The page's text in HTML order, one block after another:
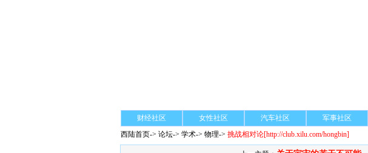
财经社区 女性社区 汽车社区 军事社区
西陆首页-> 论坛-> 学术-> 物理-> 挑战相对论[http://club.xilu.com/hongbin]